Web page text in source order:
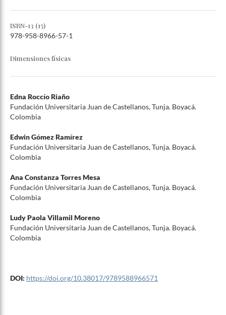
Edna Roccío Riaño
Fundación Universitaria Juan de Castellanos, Tunja. Boyacá.
Colombia
Edwin Gómez Ramírez
Fundación Universitaria Juan de Castellanos, Tunja. Boyacá.
Colombia
Ana Constanza Torres Mesa
Fundación Universitaria Juan de Castellanos, Tunja. Boyacá.
Colombia
Ludy Paola Villamil Moreno
Fundación Universitaria Juan de Castellanos, Tunja. Boyacá.
Colombia
DOI: https://doi.org/10.38017/9789588966571
ISBN-13 (15)
978-958-8966-57-1
Dimensiones físicas